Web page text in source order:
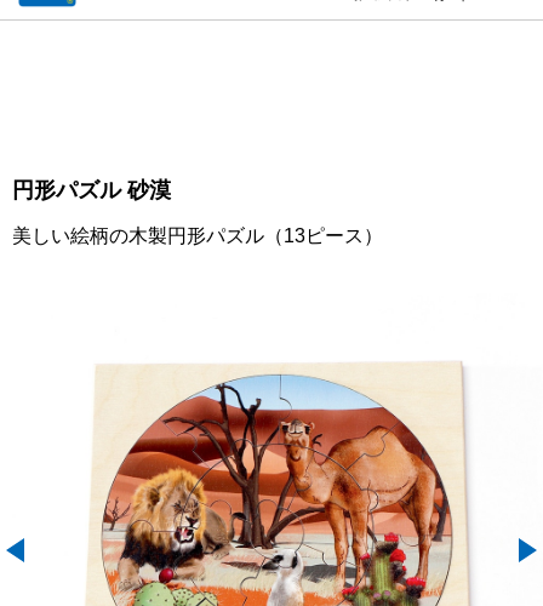
円形パズル 砂漠
美しい絵柄の木製円形パズル（13ピース）